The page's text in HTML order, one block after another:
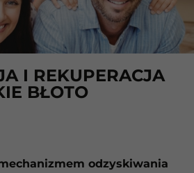
I REKUPERACJA
BŁOTO
odzyskiwania